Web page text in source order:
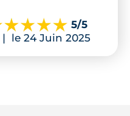
5/5
| le 24 Juin 2025